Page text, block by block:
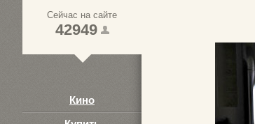
Сейчас на сайте
42949
Кино